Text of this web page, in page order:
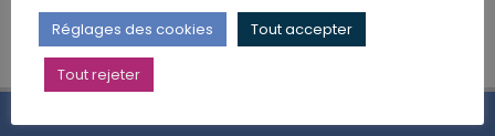
Réglages des cookies Tout accepter
Tout rejeter